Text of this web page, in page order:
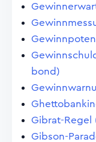
bond)
Gibrat-Regel
Gibson-